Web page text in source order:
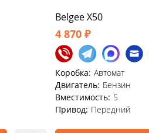
Belgee X50
4 870 ₽
Коробка: Автомат
Двигатель: Бензин
Вместимость: 5
Привод: Передний